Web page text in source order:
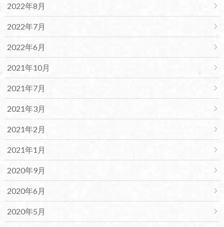
2022年8月
2022年7月
2022年6月
2021年10月
2021年7月
2021年3月
2021年2月
2021年1月
2020年9月
2020年6月
2020年5月